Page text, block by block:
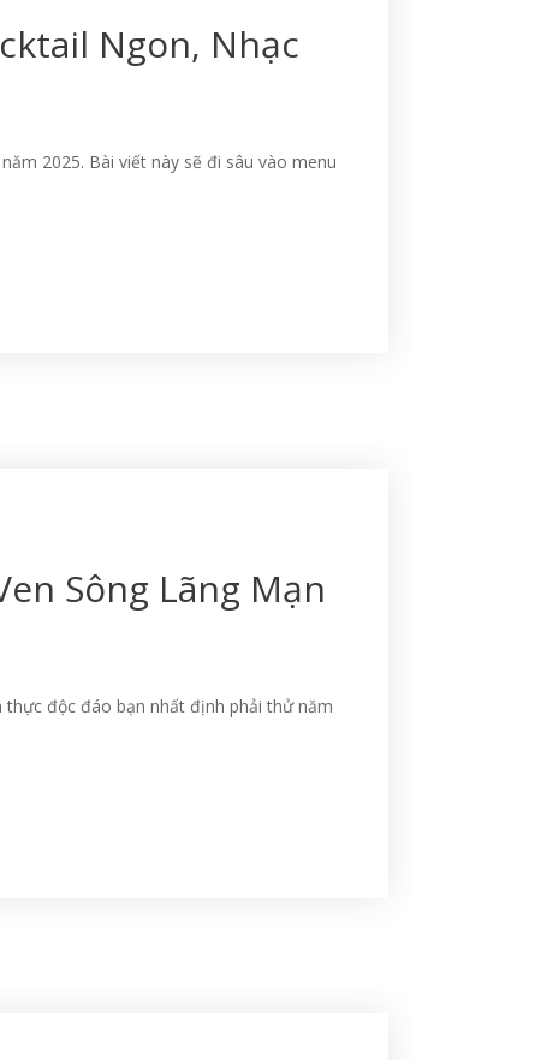
Ngon, Nhạc
2025. Bài viết này sẽ đi sâu vào menu
Sông Lãng Mạn
độc đáo bạn nhất định phải thử năm